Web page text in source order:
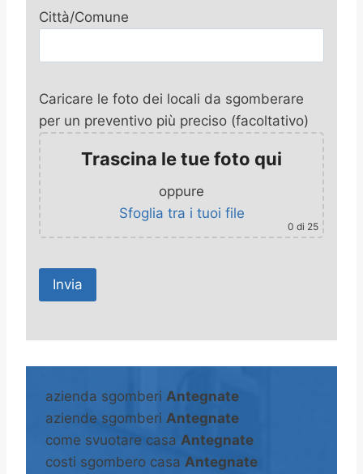
Città/Comune
Caricare le foto dei locali da sgomberare
per un preventivo più preciso (facoltativo)
Trascina le tue foto qui
oppure
Sfoglia tra i tuoi file
0 di 25
A
e
n
a
azienda sgomberi Antegnate
aziende sgomberi Antegnate
come svuotare casa Antegnate
costi sgombero casa Antegnate